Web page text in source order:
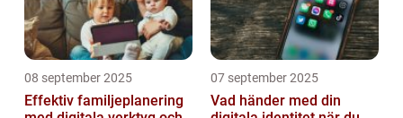
08 september 2025
Effektiv familjeplanering
07 september 2025
Vad händer med din